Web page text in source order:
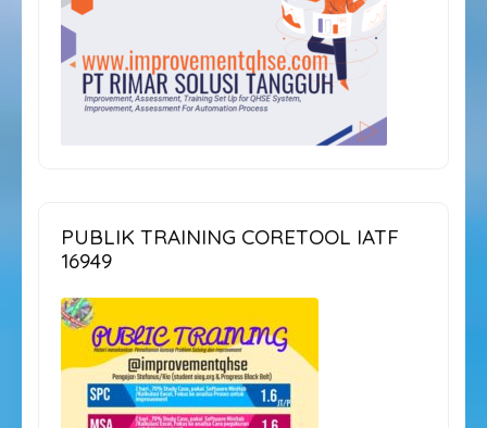
PUBLIK TRAINING CORETOOL IATF
16949